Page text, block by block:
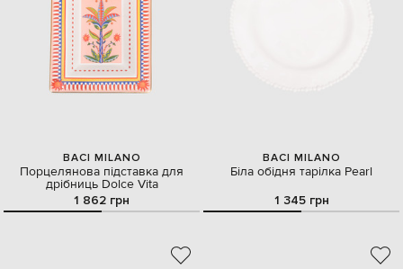
BACI MILANO
Порцелянова підставка для
дрібниць Dolce Vita
1 862 грн
BACI MILANO
Біла обідня тарілка Pearl
1 345 грн